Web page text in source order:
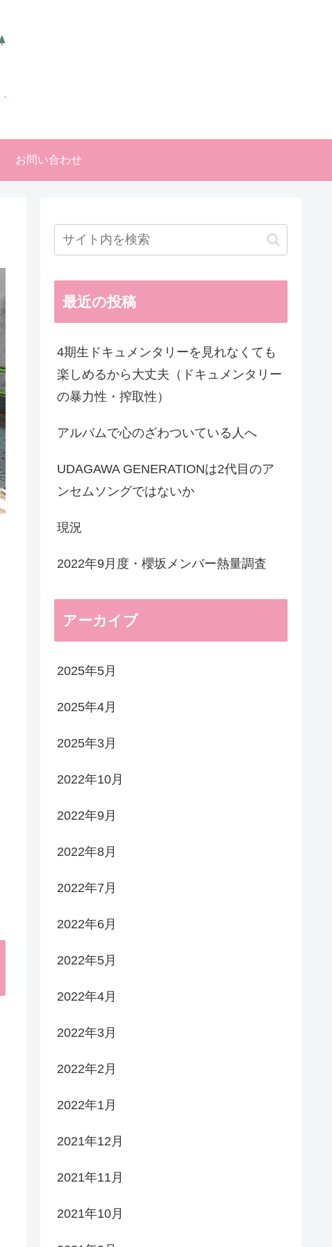
お問い合わせ
最近の投稿
4期生ドキュメンタリーを見れなくても
楽しめるから大丈夫（ドキュメンタリー
の暴力性・搾取性）
アルバムで心のざわついている人へ
UDAGAWA GENERATIONは2代目のア
ンセムソングではないか
現況
2022年9月度・櫻坂メンバー熱量調査
アーカイブ
2025年5月
2025年4月
2025年3月
2022年10月
2022年9月
2022年8月
2022年7月
2022年6月
2022年5月
2022年4月
2022年3月
2022年2月
2022年1月
2021年12月
2021年11月
2021年10月